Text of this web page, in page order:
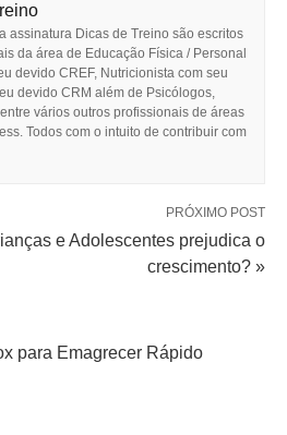
assinatura Dicas de Treino são escritos
da área de Educação Física / Personal
devido CREF, Nutricionista com seu
devido CRM além de Psicólogos,
vários outros profissionais de áreas
Todos com o intuito de contribuir com
PRÓXIMO POST
e Adolescentes prejudica o
crescimento? »
para Emagrecer Rápido